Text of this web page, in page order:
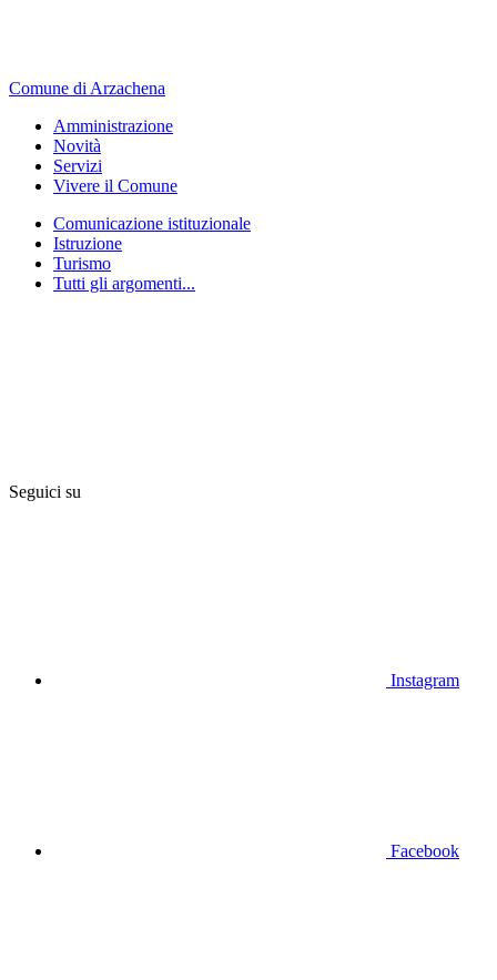
Comune di Arzachena
Amministrazione
Novità
Servizi
Vivere il Comune
Comunicazione istituzionale
Istruzione
Turismo
Tutti gli argomenti...
Seguici su
Instagram
Facebook